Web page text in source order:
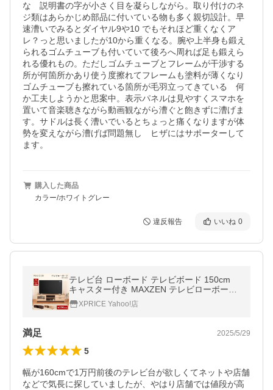
な　説明書の字が小さく目を凝らしながら。取り付けのネ
ジ類はあらかじめ部品に付いている物も多く親切設計。早
速漕いでみるとダイヤル9や10 でもそれほど重くなくア
レ？っと思いましたが10から重くなる。腕や上半身も鍛え
られるゴムチューブも付いていて後ろへ周れば足も鍛えら
れる優れもの。ただしゴムチューブとフレームが干渉する
所が何箇所かあり使う度擦れてフレームも塗料が薄くなり
ゴムチューブも擦れている箇所が毛羽立ってきている　何
か工夫しようかと思案中。表示パネルは見やすくスマホを
置いて音楽聴きながら動画観ながら漕ぐと飽きずに漕げま
す。サドルは長く漕いでいるとちょっと痛くなりますが体
勢を変えながら漕げば問題無し　ヒザにはサポーターして
ます。
購入した商品
カラー/ホワイトグレー
違反報告 いいね 0
テレビ台 ローボード テレビボード 150cm
キャスター付き MAXZEN テレビローボード
大容量 オープンラック ナチュラル MTS-CS
02L-NA
XPRICE Yahoo!店
満足 2025/5/29
5
幅が160cmで1万円前後のテレビ台が欲しくてネットや店舗
などで気長に探していましたが、やはり店舗では値段が高